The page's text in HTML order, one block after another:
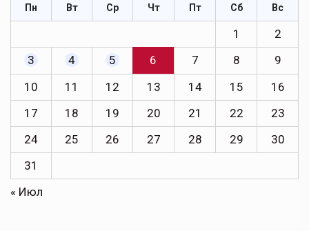
Пн Вт Ср Чт Пт Сб Вс
1
2
3
4 5 6 7 8
9
10
11 12 13 14 15
16
17
18 19 20 21 22
23
24
25 26 27 28 29
30
31
« Июл